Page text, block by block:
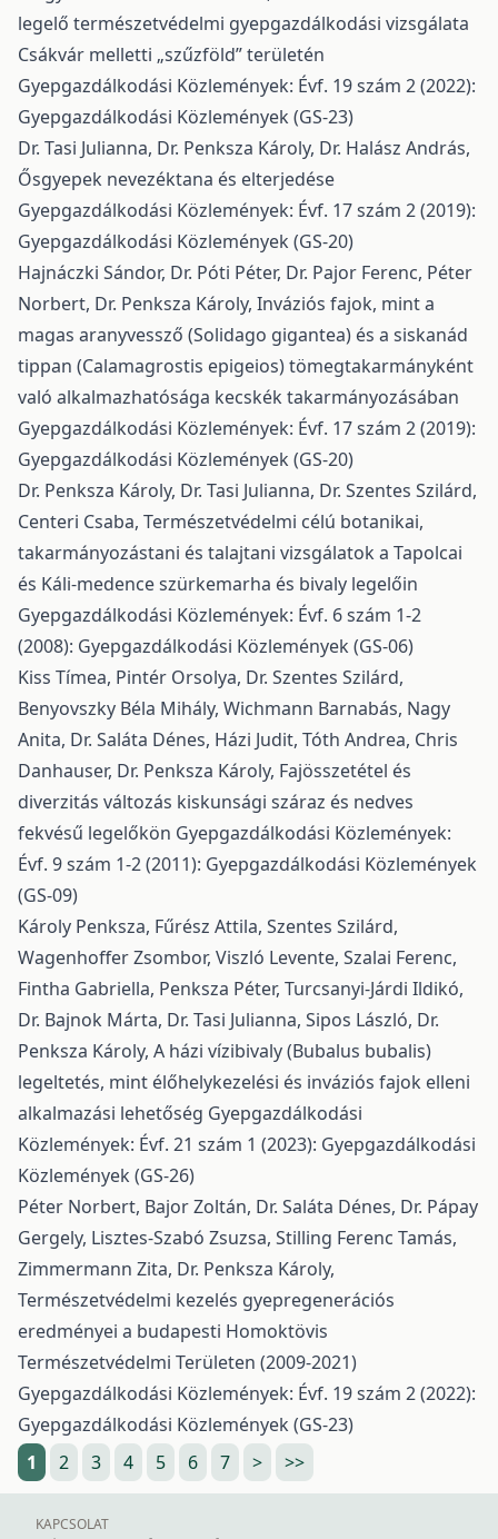
legelő természetvédelmi gyepgazdálkodási vizsgálata
Csákvár melletti „szűzföld” területén
Gyepgazdálkodási Közlemények: Évf. 19 szám 2 (2022):
Gyepgazdálkodási Közlemények (GS-23)
Dr. Tasi Julianna, Dr. Penksza Károly, Dr. Halász András,
Ősgyepek nevezéktana és elterjedése
Gyepgazdálkodási Közlemények: Évf. 17 szám 2 (2019):
Gyepgazdálkodási Közlemények (GS-20)
Hajnáczki Sándor, Dr. Póti Péter, Dr. Pajor Ferenc, Péter
Norbert, Dr. Penksza Károly, Inváziós fajok, mint a
magas aranyvessző (Solidago gigantea) és a siskanád
tippan (Calamagrostis epigeios) tömegtakarmányként
való alkalmazhatósága kecskék takarmányozásában
Gyepgazdálkodási Közlemények: Évf. 17 szám 2 (2019):
Gyepgazdálkodási Közlemények (GS-20)
Dr. Penksza Károly, Dr. Tasi Julianna, Dr. Szentes Szilárd,
Centeri Csaba, Természetvédelmi célú botanikai,
takarmányozástani és talajtani vizsgálatok a Tapolcai
és Káli-medence szürkemarha és bivaly legelőin
Gyepgazdálkodási Közlemények: Évf. 6 szám 1-2
(2008): Gyepgazdálkodási Közlemények (GS-06)
Kiss Tímea, Pintér Orsolya, Dr. Szentes Szilárd,
Benyovszky Béla Mihály, Wichmann Barnabás, Nagy
Anita, Dr. Saláta Dénes, Házi Judit, Tóth Andrea, Chris
Danhauser, Dr. Penksza Károly, Fajösszetétel és
diverzitás változás kiskunsági száraz és nedves
fekvésű legelőkön Gyepgazdálkodási Közlemények:
Évf. 9 szám 1-2 (2011): Gyepgazdálkodási Közlemények
(GS-09)
Károly Penksza, Fűrész Attila, Szentes Szilárd,
Wagenhoffer Zsombor, Viszló Levente, Szalai Ferenc,
Fintha Gabriella, Penksza Péter, Turcsanyi-Járdi Ildikó,
Dr. Bajnok Márta, Dr. Tasi Julianna, Sipos László, Dr.
Penksza Károly, A házi vízibivaly (Bubalus bubalis)
legeltetés, mint élőhelykezelési és inváziós fajok elleni
alkalmazási lehetőség Gyepgazdálkodási
Közlemények: Évf. 21 szám 1 (2023): Gyepgazdálkodási
Közlemények (GS-26)
Péter Norbert, Bajor Zoltán, Dr. Saláta Dénes, Dr. Pápay
Gergely, Lisztes-Szabó Zsuzsa, Stilling Ferenc Tamás,
Zimmermann Zita, Dr. Penksza Károly,
Természetvédelmi kezelés gyepregenerációs
eredményei a budapesti Homoktövis
Természetvédelmi Területen (2009-2021)
Gyepgazdálkodási Közlemények: Évf. 19 szám 2 (2022):
Gyepgazdálkodási Közlemények (GS-23)
1
2 3 4 5 6 7 > >>
KAPCSOLAT